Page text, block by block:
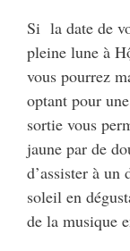
Si la date de
pleine lune à
vous pourrez
optant pour
sortie vous
jaune par de
d’assister à un
soleil en
de la musique